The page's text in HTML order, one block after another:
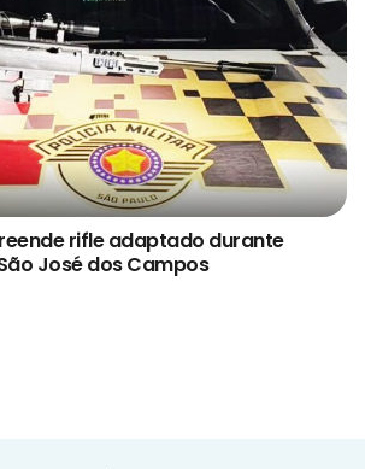
rifle adaptado durante
José dos Campos